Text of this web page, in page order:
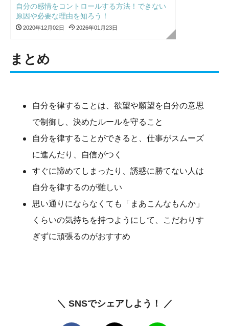
自分の感情をコントロールする方法！できない
原因や必要な理由を知ろう！
2020年12月02日 2026年01月23日
まとめ
自分を律することは、欲望や願望を自分の意思
で制御し、決めたルールを守ること
自分を律することができると、仕事がスムーズ
に進んだり、自信がつく
すぐに諦めてしまったり、誘惑に勝てない人は
自分を律するのが難しい
思い通りにならなくても「まあこんなもんか」
くらいの気持ちを持つようにして、こだわりす
ぎずに頑張るのがおすすめ
＼ SNSでシェアしよう！ ／